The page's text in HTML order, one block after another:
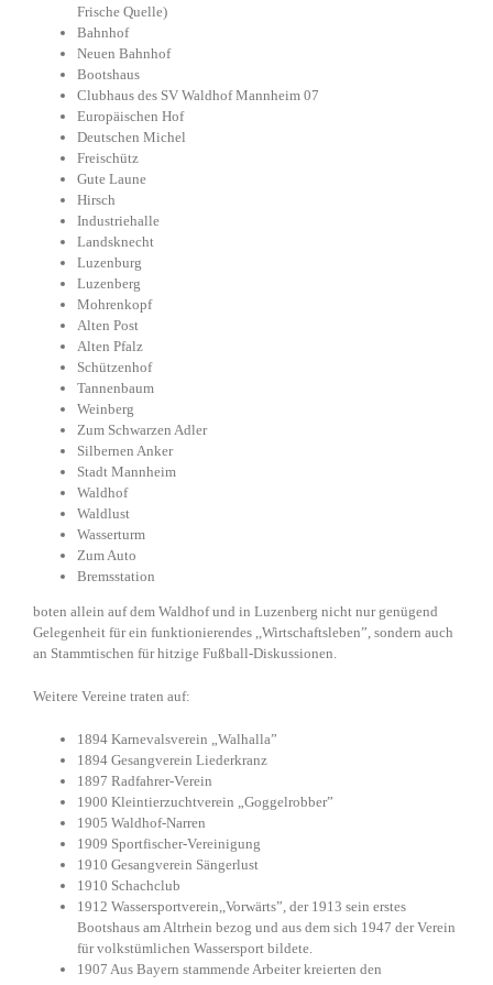
Frische Quelle)
Bahnhof
Neuen Bahnhof
Bootshaus
Clubhaus des SV Waldhof Mannheim 07
Europäischen Hof
Deutschen Michel
Freischütz
Gute Laune
Hirsch
Industriehalle
Landsknecht
Luzenburg
Luzenberg
Mohrenkopf
Alten Post
Alten Pfalz
Schützenhof
Tannenbaum
Weinberg
Zum Schwarzen Adler
Silbernen Anker
Stadt Mannheim
Waldhof
Waldlust
Wasserturm
Zum Auto
Bremsstation
boten allein auf dem Waldhof und in Luzenberg nicht nur genügend
Gelegenheit für ein funktionierendes ,,Wirtschaftsleben”, sondern auch
an Stammtischen für hitzige Fußball-Diskussionen.
Weitere Vereine traten auf:
1894 Karnevalsverein „Walhalla”
1894 Gesangverein Liederkranz
1897 Radfahrer-Verein
1900 Kleintierzuchtverein „Goggelrobber”
1905 Waldhof-Narren
1909 Sportfischer-Vereinigung
1910 Gesangverein Sängerlust
1910 Schachclub
1912 Wassersportverein,,Vorwärts”, der 1913 sein erstes
Bootshaus am Altrhein bezog und aus dem sich 1947 der Verein
für volkstümlichen Wassersport bildete.
1907 Aus Bayern stammende Arbeiter kreierten den